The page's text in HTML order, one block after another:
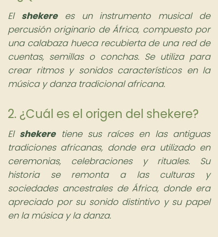
El shekerees un instrumento musical de
percusión originario de África, compuesto por
una calabaza hueca recubierta de una red de
cuentas, semillas o conchas. Se utiliza para
crear ritmos y sonidos característicos en la
música y danza tradicional africana.
2. ¿Cuál es el origen del shekere?
El shekeretiene sus raíces en las antiguas
tradiciones africanas, donde era utilizado en
ceremonias, celebraciones y rituales. Su
historia se remonta a las culturas y
sociedades ancestrales de África, donde era
apreciado por su sonido distintivo y su papel
en la música y la danza.